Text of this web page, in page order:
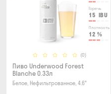
Горечь
15 IBU
Плотность
12 %
(0)
Пиво Underwood Forest
Blanche 0.33л
Белое, Нефильтрованное, 4.6°